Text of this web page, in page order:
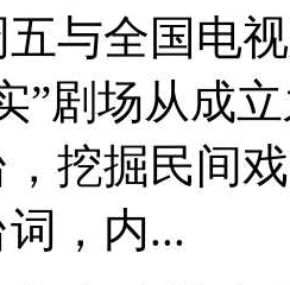
与全国电
”剧场从成
挖掘民间
，内...